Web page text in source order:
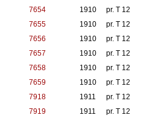
7654 1910 pr. T 12
7655 1910 pr. T 12
7656 1910 pr. T 12
7657 1910 pr. T 12
7658 1910 pr. T 12
7659 1910 pr. T 12
7918 1911 pr. T 12
7919 1911 pr. T 12